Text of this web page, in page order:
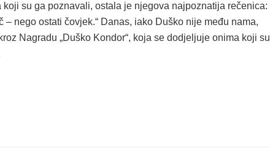
su ga poznavali, ostala je njegova najpoznatija rečenica:
– nego ostati čovjek.“ Danas, iako Duško nije među nama,
Nagradu „Duško Kondor“, koja se dodjeljuje onima koji su